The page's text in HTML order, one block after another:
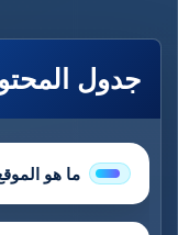
جدول
ما هو